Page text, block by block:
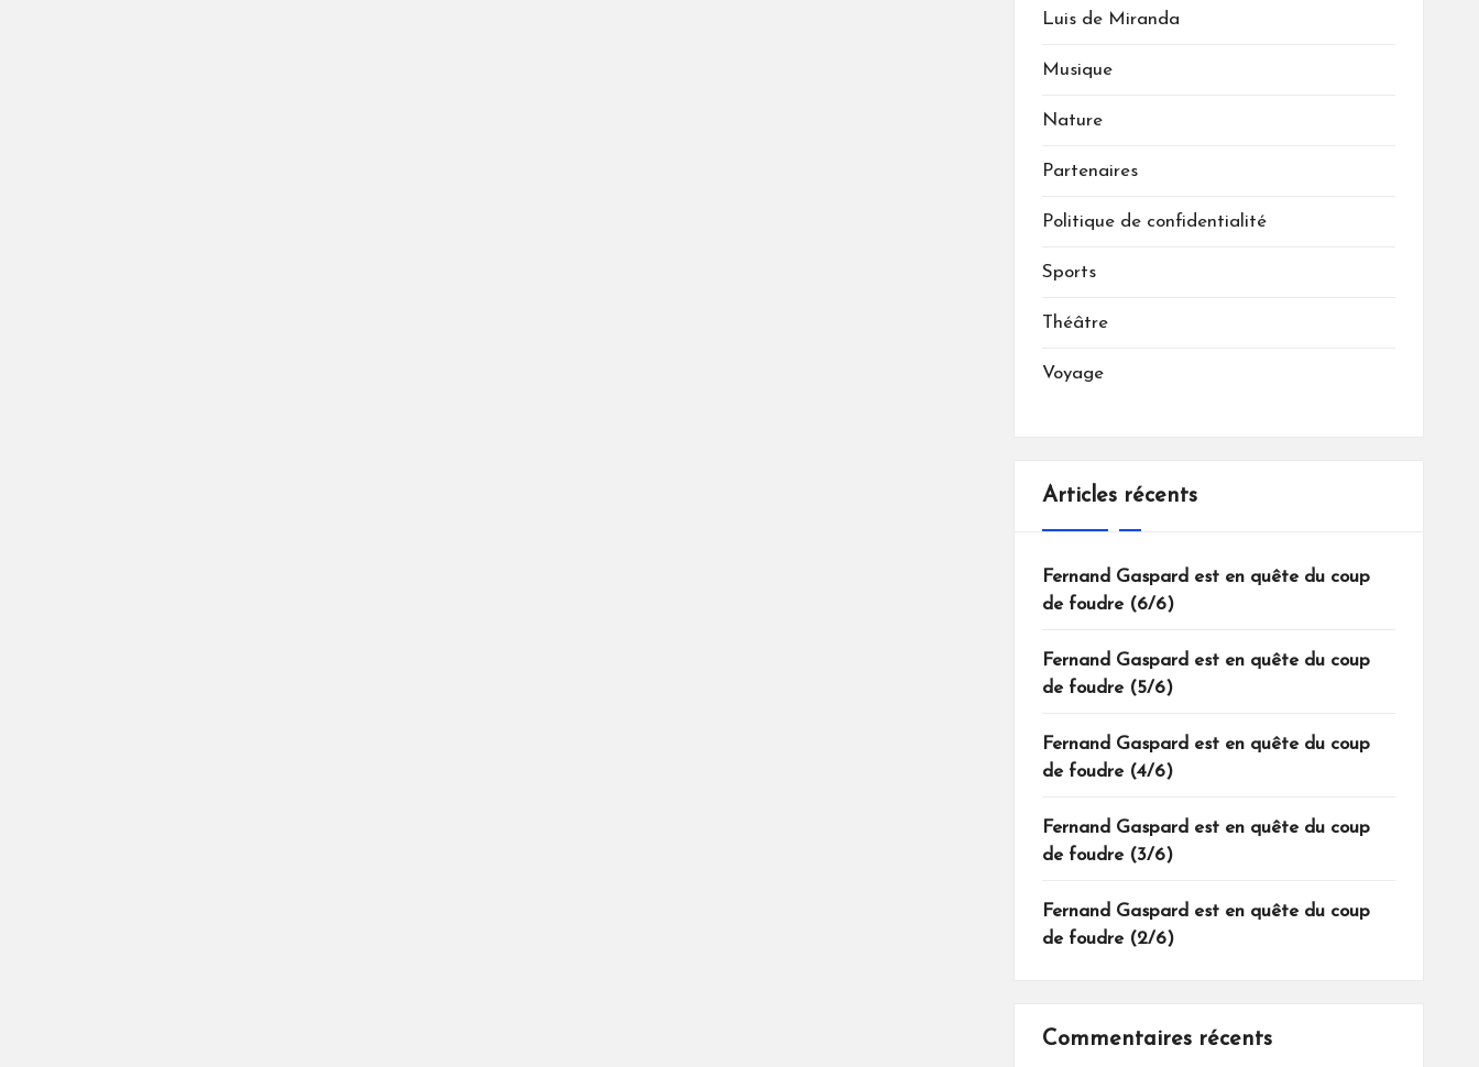
Luis de Miranda
Musique
Nature
Partenaires
Politique de confidentialité
Sports
Théâtre
Voyage
Articles récents
Fernand Gaspard est en quête du coup
de foudre (6/6)
Fernand Gaspard est en quête du coup
de foudre (5/6)
Fernand Gaspard est en quête du coup
de foudre (4/6)
Fernand Gaspard est en quête du coup
de foudre (3/6)
Fernand Gaspard est en quête du coup
de foudre (2/6)
Commentaires récents